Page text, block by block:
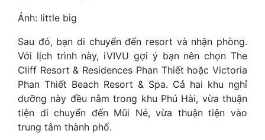
Ảnh: little big
Sau đó, bạn di chuyển đến resort và nhận phòng.
Với lịch trình này, iVIVU gợi ý bạn nên chọn The
Cliff Resort & Residences Phan Thiết hoặc Victoria
Phan Thiết Beach Resort & Spa. Cả hai khu nghỉ
dưỡng này đều nằm trong khu Phú Hài, vừa thuận
tiện di chuyển đến Mũi Né, vừa thuận tiện vào
trung tâm thành phố.